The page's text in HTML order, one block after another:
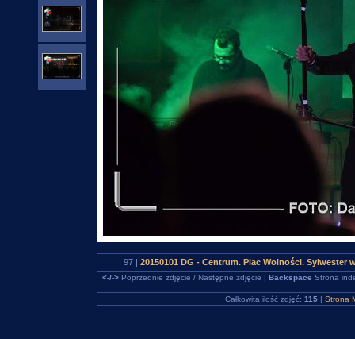
97 | 20150101 DG - Centrum. Plac Wolności. Sylwester
<-/->Poprzednie zdjęcie / Następne zdjęcie | Backspace Strona
Całkowita ilość zdjęć: 115| Strona